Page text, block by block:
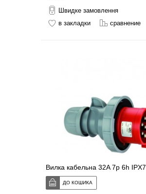
Швидке замовлення
в закладки
сравнение
Вилка кабельна 32A 7p 6h IPX7